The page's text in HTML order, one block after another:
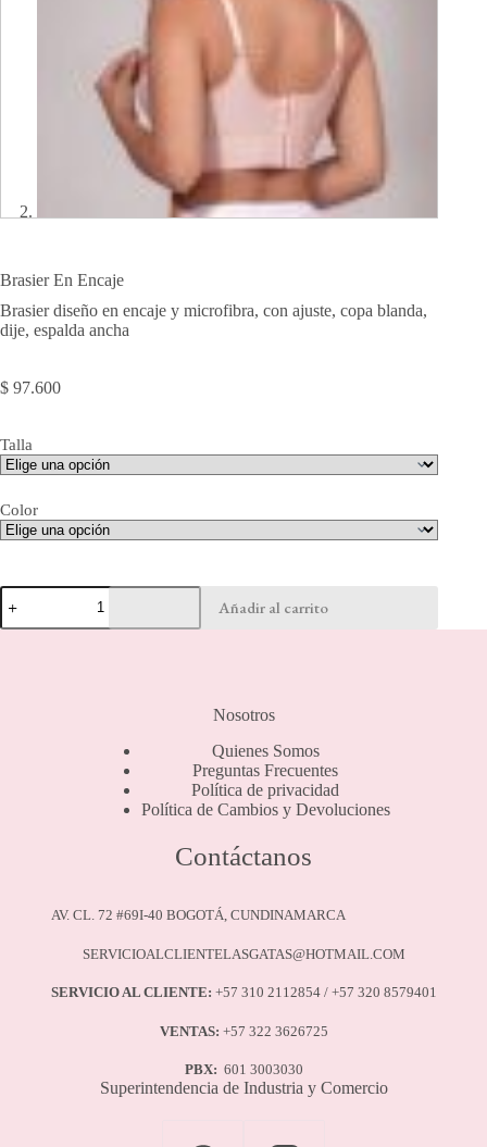
Brasier En Encaje
Brasier diseño en encaje y microfibra, con ajuste, copa blanda,
dije, espalda ancha
$ 97.600
Talla
Color
Brasier
En
Encaje
Añadir al carrito
Nosotros
Quienes Somos
Preguntas Frecuentes
Política de privacidad
Política de Cambios y Devoluciones
Contáctanos
AV. CL. 72 #69I-40 BOGOTÁ, CUNDINAMARCA
SERVICIOALCLIENTELASGATAS@HOTMAIL.COM
SERVICIO AL CLIENTE: +57 310 2112854 / +57 320 8579401
VENTAS: +57 322 3626725
PBX: 601 3003030
Superintendencia de Industria y Comercio